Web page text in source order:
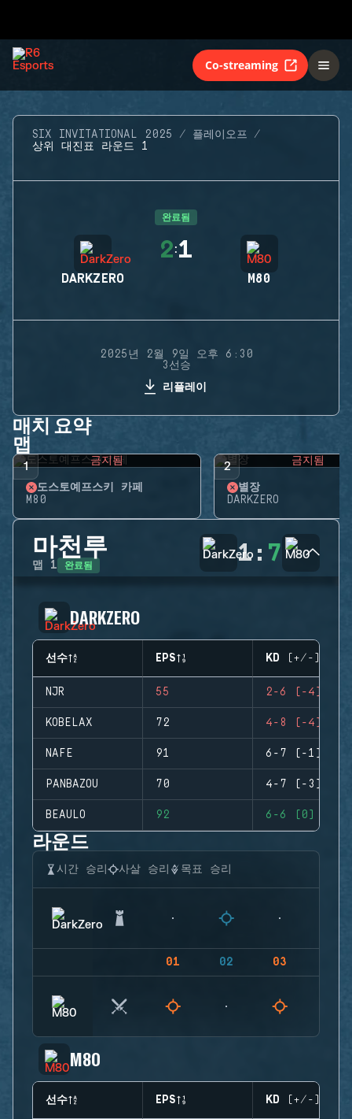
Co-streaming
SIX INVITATIONAL 2025
플레이오프
상위 대진표 라운드 1
완료됨
DARKZERO
2:1
M80
2025년 2월 9일 오후 6:30
3선승
리플레이
매치 요약
맵
1 금지됨
도스토예프스키 카페
M80
2 금지됨
별장
DARKZERO
마천루
맵 1 완료됨 1: 7
DARKZERO
선수 EPS KD (+/-)
NJR 55 2-6 (-4)
KOBELAX 72 4-8 (-4)
NAFE 91 6-7 (-1)
PANBAZOU 70 4-7 (-3)
BEAULO 92 6-6 (0)
라운드
시간 승리 사살 승리 목표 승리
01 02 03
M80
선수 EPS KD (+/-)